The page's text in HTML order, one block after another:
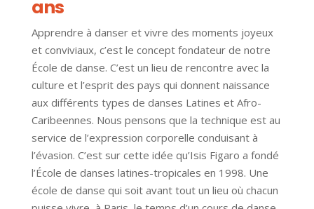
ans
Apprendre à danser et vivre des moments joyeux
et conviviaux, c’est le concept fondateur de notre
École de danse. C’est un lieu de rencontre avec la
culture et l’esprit des pays qui donnent naissance
aux différents types de danses Latines et Afro-
Caribeennes. Nous pensons que la technique est au
service de l’expression corporelle conduisant à
l’évasion. C’est sur cette idée qu’Isis Figaro a fondé
l’École de danses latines-tropicales en 1998. Une
école de danse qui soit avant tout un lieu où chacun